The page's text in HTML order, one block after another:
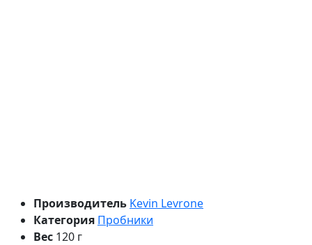
Производитель Kevin Levrone
Категория Пробники
Вес 120 г